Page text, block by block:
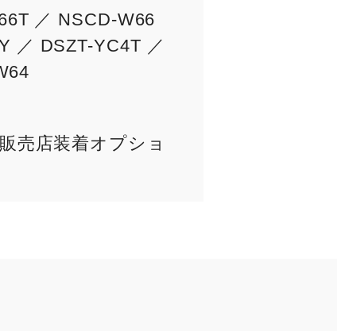
／ NSCD-W66
／ DSZT-YC4T ／
売店装着オプショ